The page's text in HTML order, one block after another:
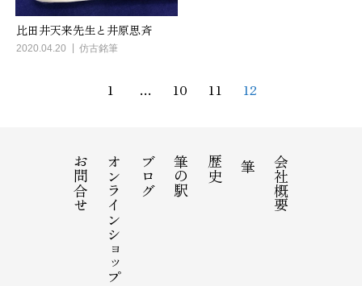
比田井天来先生と井原思斉
2020.04.20 仿古銘筆
1 … 10 11 12
会社概要
筆
歴史
筆の駅
ブログ
オンラインショップ
お問合せ